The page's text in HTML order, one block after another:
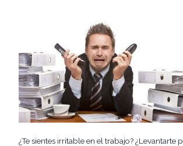
¿Te sientes irritable en el trabajo? ¿Levantarte